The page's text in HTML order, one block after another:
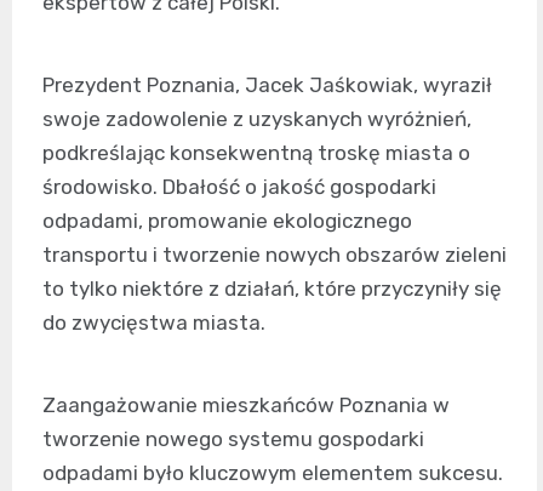
Prezydent Poznania, Jacek Jaśkowiak, wyraził
swoje zadowolenie z uzyskanych wyróżnień,
podkreślając konsekwentną troskę miasta o
środowisko. Dbałość o jakość gospodarki
odpadami, promowanie ekologicznego
transportu i tworzenie nowych obszarów zieleni
to tylko niektóre z działań, które przyczyniły się
do zwycięstwa miasta.
Zaangażowanie mieszkańców Poznania w
tworzenie nowego systemu gospodarki
odpadami było kluczowym elementem sukcesu.